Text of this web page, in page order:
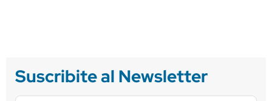
Suscribite al Newsletter